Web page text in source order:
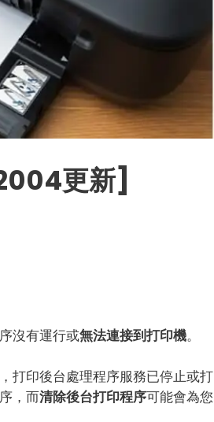
更新]
沒有運行或無法連接到打印機。
打印後台處理程序服務已停止或打
，而清除後台打印程序可能會為您